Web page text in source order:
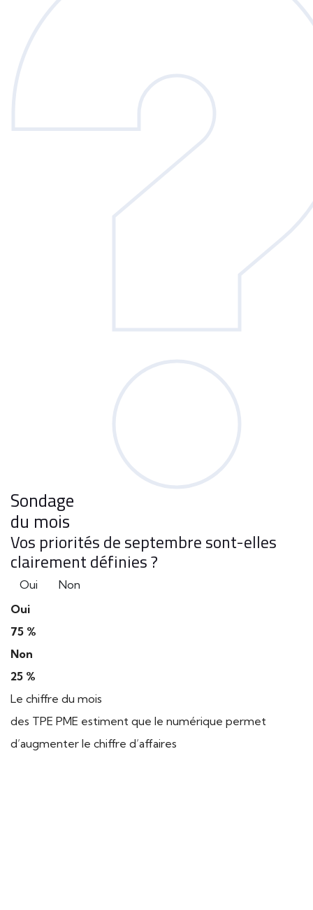
Sondage
du mois
Vos priorités de septembre sont-elles
clairement définies ?
Oui
Non
Oui
75 %
Non
25 %
Le chiffre du mois
des TPE PME estiment que le numérique permet
d’augmenter le chiffre d’affaires